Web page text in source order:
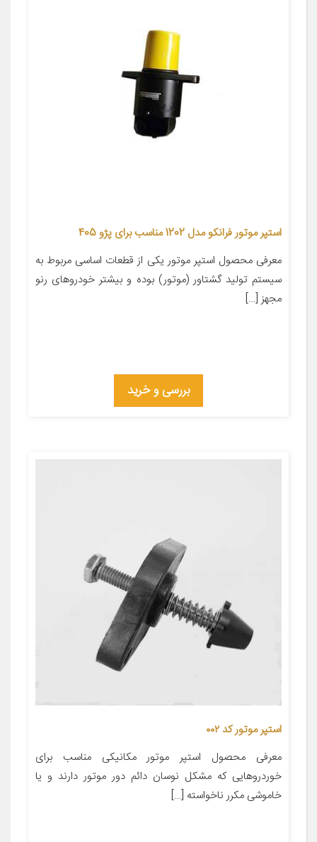
استپر موتور فرانکو مدل 1202 مناسب برای پژو 405
معرفی محصول استپر موتور یکی از قطعات اساسی مربوط به
سیستم تولید گشتاور (موتور) بوده و بیشتر خودروهای رنو
مجهز […]
بررسی و خرید
استپر موتور کد ۰۰۲
معرفی محصول استپر موتور مکانیکی مناسب برای
خوردروهایی که مشکل نوسان دائم دور موتور دارند و یا
خاموشی مکرر ناخواسته […]